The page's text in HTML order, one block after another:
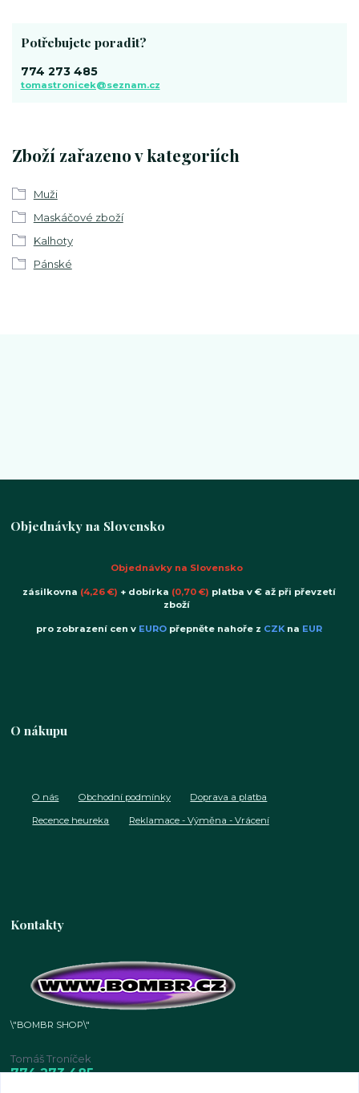
Zboží zařazeno v kategoriích
Muži
Maskáčové zboží
Kalhoty
Pánské
Potřebujete poradit?
774 273 485
tomastronicek@seznam.cz
Objednávky na Slovensko
Objednávky na Slovensko
zásilkovna (4,26 €) + dobírka (0,70 €) platba v € až při převzetí
zboží
pro zobrazení cen v EURO přepněte nahoře z CZKna EUR
O nákupu
O nás Obchodní podmínky Doprava a platba
Recence heureka Reklamace - Výměna - Vrácení
Kontakty
\"BOMBR SHOP\"
Tomáš Troníček
774 273 485